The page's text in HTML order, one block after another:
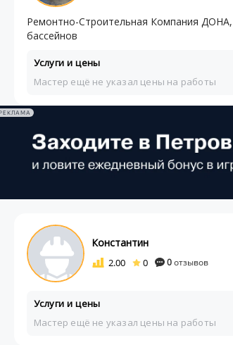
Ремонтно-Строительная Компания
бассейнов
Услуги и цены
Мастер ещё не указал цены на работы
Константин
2.00 0 0отзывов
Услуги и цены
Мастер ещё не указал цены на работы